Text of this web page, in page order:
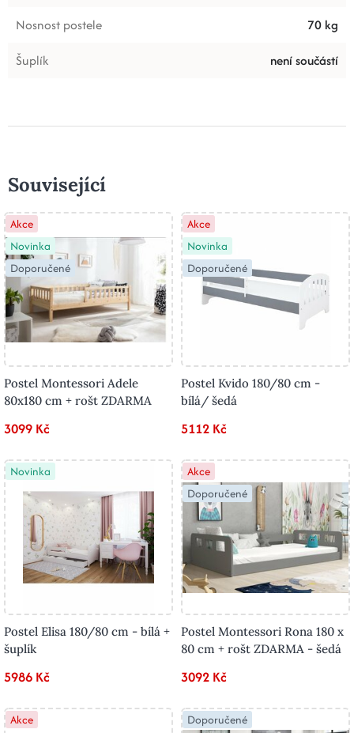
Nosnost postele
70 kg
Šuplík
není součástí
Související
Akce
Novinka
Doporučené
Postel Montessori Adele
80x180 cm + rošt ZDARMA
3099 Kč
Akce
Novinka
Doporučené
Postel Kvido 180/80 cm -
bílá/ šedá
5112 Kč
Novinka
Postel Elisa 180/80 cm - bílá +
šuplík
5986 Kč
Akce
Doporučené
Postel Montessori Rona 180 x
80 cm + rošt ZDARMA - šedá
3092 Kč
Akce
Doporučené